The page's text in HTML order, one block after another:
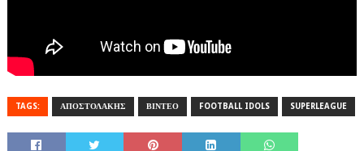
TAGS: ΑΠΟΣΤΟΛΑΚΗΣ ΒΙΝΤΕΟ FOOTBALL IDOLS SUPERLEAGUE